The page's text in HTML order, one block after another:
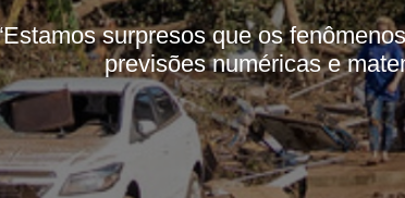
surpresos que os
previsões numéricas e